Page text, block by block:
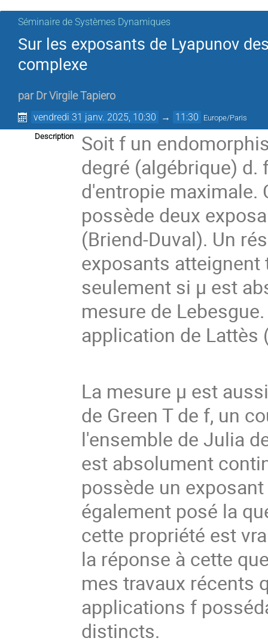
Séminaire de Systèmes Dynamiques
Sur les exposants de Lyapunov
complexe
par Dr Virgile Tapiero
vendredi 31 janv. 2025, 10:30 → 11:30 Europe/Paris
Description
Soit f un
degré (algébrique) d.
d'entropie maximale.
possède deux
(Briend-Duval). Un
exposants
seulement si μ est
mesure de
application de Lattès
La mesure μ est
de Green T de f, un
l'ensemble de Julia
est absolument
possède un
également posé la
cette propriété est
la réponse à cette
mes travaux récents
applications f
distincts.